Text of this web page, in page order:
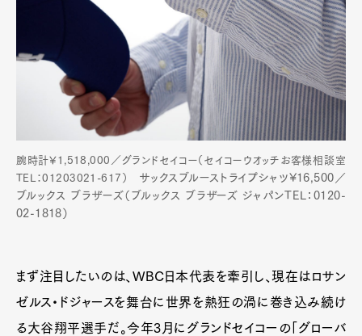
腕時計¥1,518,000／グランドセイコー（セイコーウオッチお客様相談室
TEL：01203021-617） サックスブルーストライプシャツ¥16,500／
ブルックス ブラザーズ（ブルックス ブラザーズ ジャパンTEL：0120-
02-1818）
まず注目したいのは、WBC日本代表を牽引し、現在はロサン
ゼルス・ドジャースを舞台に世界を熱狂の渦に巻き込み続け
る大谷翔平選手だ。今年3月にグランドセイコーの「グローバ